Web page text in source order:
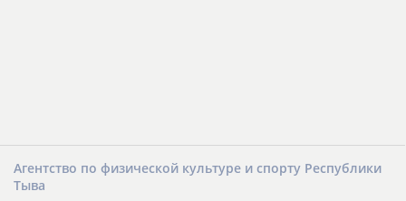
Агентство по физической культуре и спорту Республики
Тыва